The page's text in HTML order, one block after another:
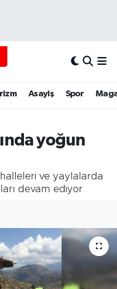
Asayiş Spor
yoğun
ve yaylalarda
devam ediyor